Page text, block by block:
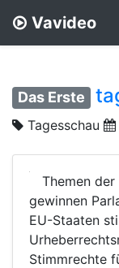
Vavideo
Das Erste
Tagesschau
Themen
gewinnen
EU-Staaten
Stimmrechte